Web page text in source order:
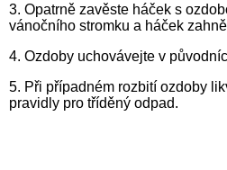
3. Opatrně zavěste háček s
vánočního stromku a háček
4. Ozdoby uchovávejte v
5. Při případném rozbití ozdoby
pravidly pro tříděný odpad.